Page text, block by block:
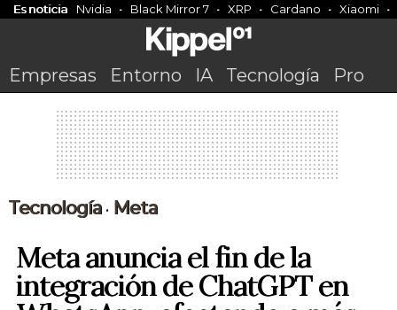
Es noticia Nvidia Black Mirror 7 XRP Cardano Xiaomi
Empresas Entorno IA Tecnología Pro
Tecnología• Meta
Meta anuncia el fin de la
integración de ChatGPT en